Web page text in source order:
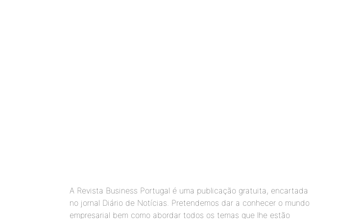
A Revista Business Portugal é uma publicação gratuita, encartada
no jornal Diário de Notícias. Pretendemos dar a conhecer o mundo
empresarial bem como abordar todos os temas que lhe estão